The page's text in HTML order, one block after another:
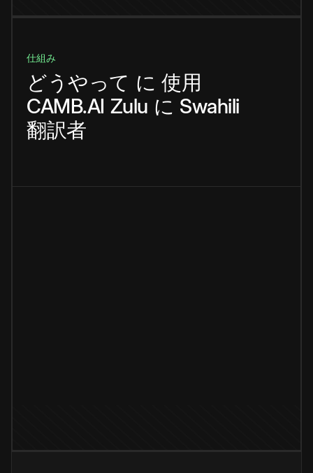
仕組み
どうやって に 使用
CAMB.AI Zulu に Swahili
翻訳者